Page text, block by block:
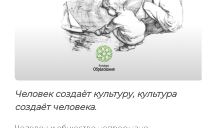
Человек создаёт культуру, культура
создаёт человека.